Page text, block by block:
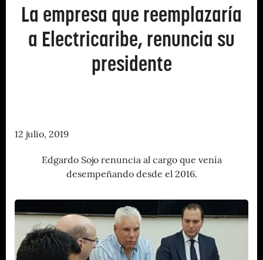
La empresa que reemplazaría
a Electricaribe, renuncia su
presidente
12 julio, 2019
Edgardo Sojo renuncia al cargo que venía
desempeñando desde el 2016.